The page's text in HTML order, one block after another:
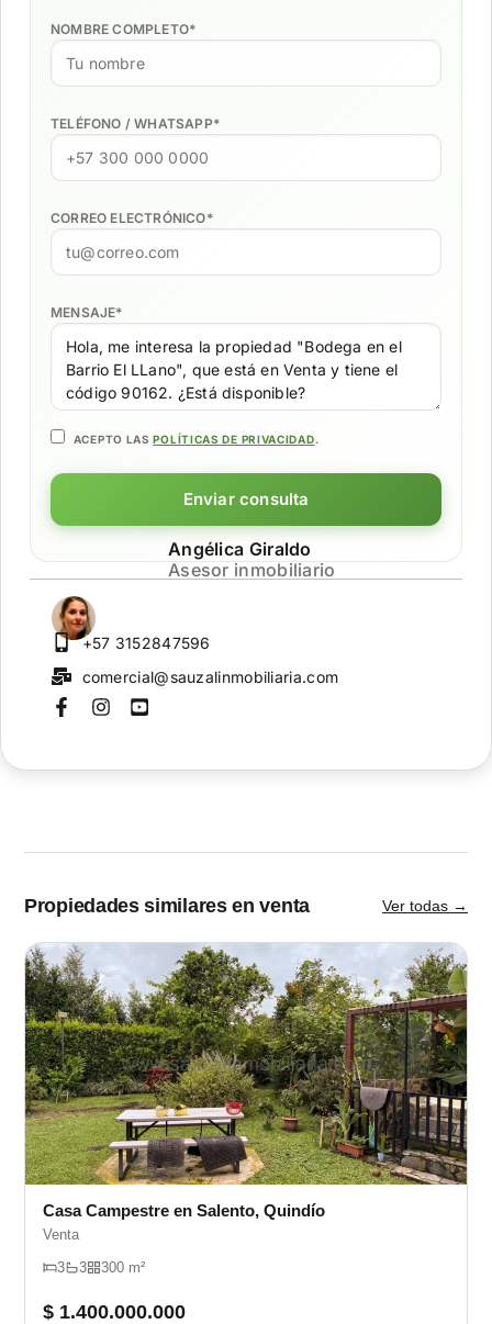
NOMBRE COMPLETO*
TELÉFONO / WHATSAPP*
CORREO ELECTRÓNICO*
MENSAJE*
ACEPTO LASPOLÍTICAS DE PRIVACIDAD.
Enviar consulta
Angélica Giraldo
Asesor inmobiliario
+57 3152847596
comercial@sauzalinmobiliaria.com
Propiedades similares en venta Ver todas →
Casa Campestre en Salento, Quindío
Venta
3 3 300 m²
$ 1.400.000.000